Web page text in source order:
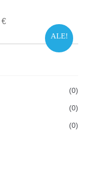
ALE!
€
(0)
(0)
(0)